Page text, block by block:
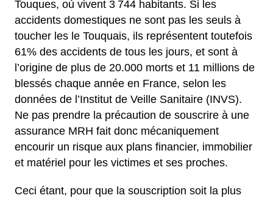
Touques, où vivent 3 744 habitants. Si les
accidents domestiques ne sont pas les seuls à
toucher les le Touquais, ils représentent toutefois
61% des accidents de tous les jours, et sont à
l’origine de plus de 20.000 morts et 11 millions de
blessés chaque année en France, selon les
données de l’Institut de Veille Sanitaire (INVS).
Ne pas prendre la précaution de souscrire à une
assurance MRH fait donc mécaniquement
encourir un risque aux plans financier, immobilier
et matériel pour les victimes et ses proches.
Ceci étant, pour que la souscription soit la plus